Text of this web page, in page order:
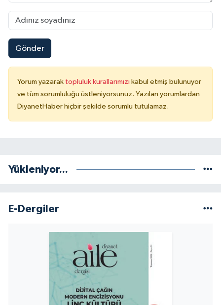
Gönder
Yorum yazarak topluluk kurallarımızı kabul etmiş bulunuyor
ve tüm sorumluluğu üstleniyorsunuz. Yazılan yorumlardan
DiyanetHaber hiçbir şekilde sorumlu tutulamaz.
Yükleniyor...
E-Dergiler
Kırklareli Müftülüğü
Konya Müftülüğü
Kütahya Müftülüğü
Mersin Müftülüğü
Muş Müftülüğü
Nevşehir Müftülüğü